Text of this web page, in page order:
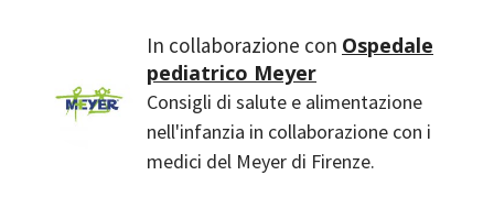
Ospedale
pediatrico Meyer
Consigli di salute e alimentazione
nell'infanzia in collaborazione con i
medici del Meyer di Firenze.